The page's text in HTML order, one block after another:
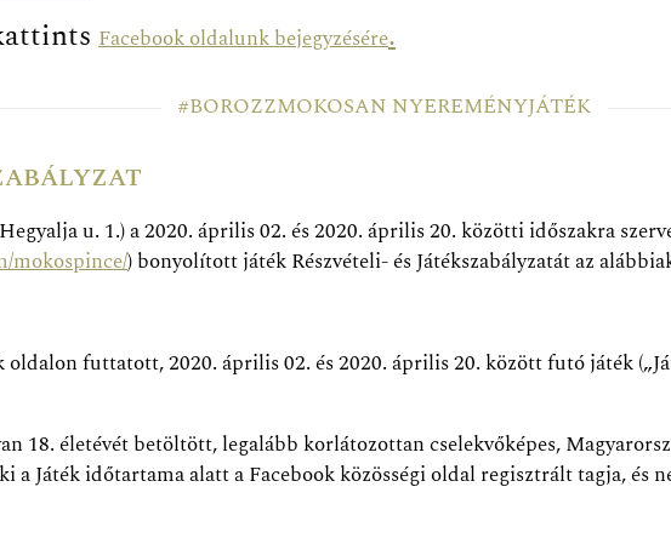
Facebook oldalunk bejegyzésére.
#BOROZZMOKOSAN NYEREMÉNYJÁTÉK
u. 1.) a 2020. április 02. és 2020. április 20. közötti időszakra
mokospince/) bonyolított játék Részvételi- és Játékszabályzatát az
futtatott, 2020. április 02. és 2020. április 20. között futó játék
18. életévét betöltött, legalább korlátozottan cselekvőképes,
a Játék időtartama alatt a Facebook közösségi oldal regisztrált tagja, és